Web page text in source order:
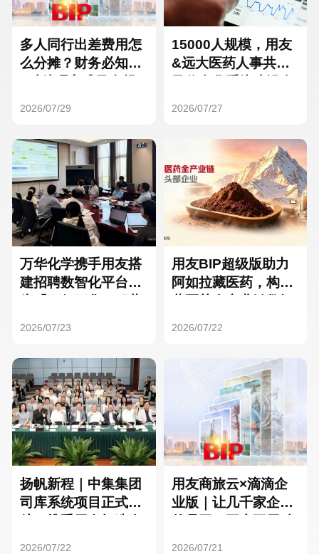
Hungary Mexico
Hong Kong Macau
多人同行出差费用怎
么分摊？财务必知的
2026/07/29
15000人规模，用友
&远大医药人事共享
2026/07/27
万华化学携手用友搭
建招聘数智化平台，
2026/07/23
用友BIP超级版助力
阿如拉藏医药，构建
2026/07/22
扬帆新程｜中集集团
司库系统项目正式启
2026/07/22
用友商旅云×滴滴企
业版｜让几千家企业
2026/07/21